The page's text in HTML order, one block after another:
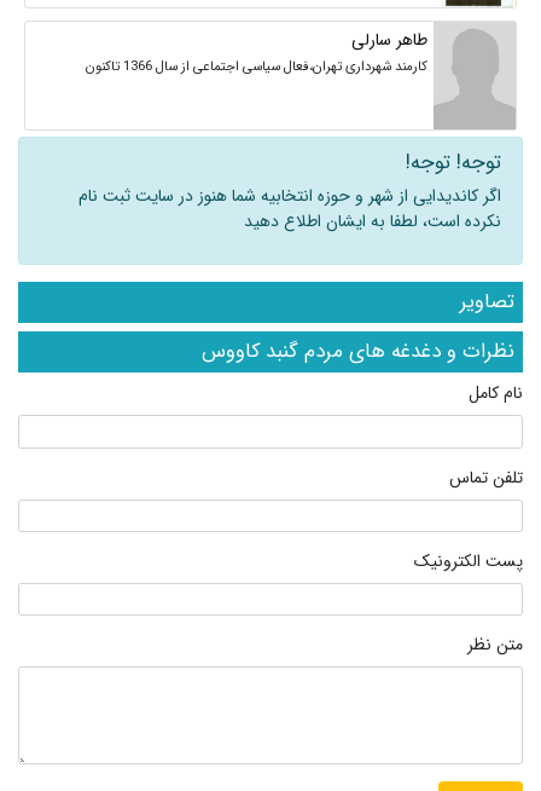
طاهر سارلی
کارمند شهرداری تهران،فعال سیاسی اجتماعی از سال 1366 تاکنون
توجه! توجه!
اگر کاندیدایی از شهر و حوزه انتخابیه شما هنوز در سایت ثبت نام
نکرده است، لطفا به ایشان اطلاع دهید
تصاویر
نظرات و دغدغه های مردم گنبد کاووس
نام کامل
تلفن تماس
پست الکترونیک
متن نظر